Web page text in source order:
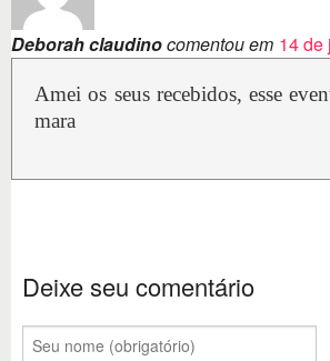
Deborah claudinocomentou em 14 de
Amei os seus recebidos, esse
mara
Deixe seu comentário